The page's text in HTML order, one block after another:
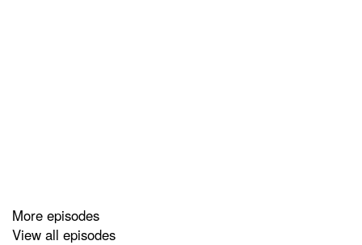
More episodes
View all episodes